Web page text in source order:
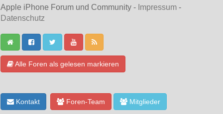
Apple iPhone Forum und Community - Impressum -
Datenschutz
Alle Foren als gelesen markieren
Kontakt Foren-Team Mitglieder